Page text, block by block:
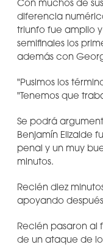
Con muchos de
diferencia
triunfo fue amplio
semifinales los
además con
"Pusimos los
"Tenemos que
Se podrá
Benjamín Elizalde
penal y un muy
minutos.
Recién diez
apoyando
Recién pasaron
de un ataque de